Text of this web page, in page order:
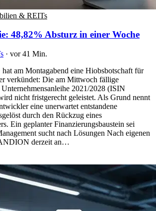
& REITs
48,82% Absturz in einer Woche
· vor 41 Min.
am Montagabend eine Hiobsbotschaft für
verkündet: Die am Mittwoch fällige
2021/2028 (ISIN
nicht fristgerecht geleistet. Als Grund nennt
eine unerwartet entstandene
durch den Rückzug eines
Ein geplanter Finanzierungsbaustein sei
sucht nach Lösungen Nach eigenen
derzeit an…